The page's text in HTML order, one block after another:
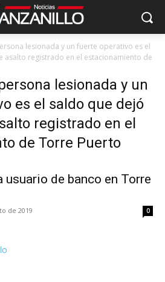
lesionada y un fuerte operativo es el
asalto registrado en el estacionamiento de
lesionada y un
es el saldo que dejó
registrado en el
de Torre Puerto
usuario de banco en Torre
de 2019 0